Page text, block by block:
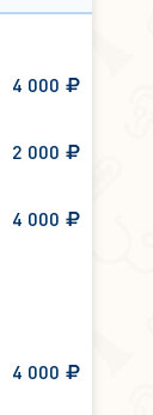
4 000
2 000
4 000
4 000